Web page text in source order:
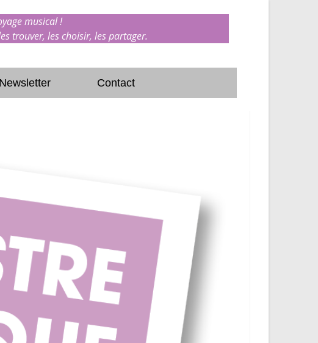
musical !
trouver, les choisir, les partager.
Newsletter Contact